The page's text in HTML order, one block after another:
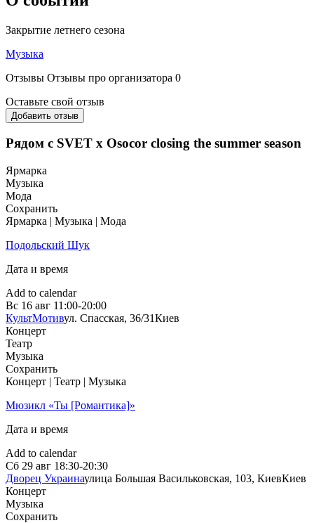
Закрытие летнего сезона
Музыка
Отзывы Отзывы про организатора 0
Оставьте свой отзыв
Добавить отзыв
Рядом с SVET x Osocor closing the summer season
Ярмарка
Музыка
Мода
Сохранить
Ярмарка | Музыка | Мода
Подольский Шук
Дата и время
Add to calendar
Вс 16 авг 11:00-20:00
КультМотивул. Спасская, 36/31Киев
Концерт
Театр
Музыка
Сохранить
Концерт | Театр | Музыка
Мюзикл «Ты [Романтика]»
Дата и время
Add to calendar
Сб 29 авг 18:30-20:30
Дворец Украинаулица Большая Васильковская, 103, КиевКиев
Концерт
Музыка
Сохранить